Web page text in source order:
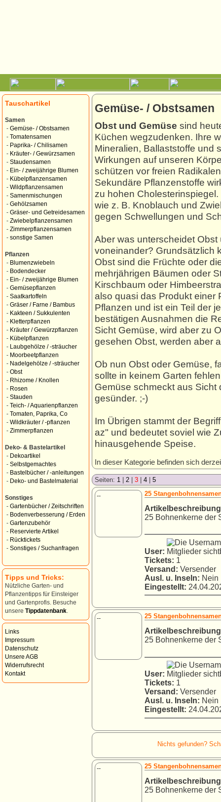
Tauschartikel
Samen
- Gemüse- / Obstsamen
- Tomatensamen
- Paprika- / Chilisamen
- Kräuter- / Gewürzsamen
- Staudensamen
- Ein- / zweijährige Blumen
- Kübelpflanzensamen
- Wildpflanzensamen
- Samenmischungen
- Gehölzsamen
- Gräser- und Getreidesamen
- Zwiebelpflanzensamen
- Zimmerpflanzensamen
- sonstige Samen
Pflanzen
- Blumenzwiebeln
- Bodendecker
- Ein- / zweijährige Blumen
- Gemüsepflanzen
- Saatkartoffeln
- Gräser / Farne / Bambus
- Kakteen / Sukkulenten
- Kletterpflanzen
- Kräuter / Gewürzpflanzen
- Kübelpflanzen
-
Laubgehölze / -sträucher
- Moorbeetpflanzen
- Nadelgehölze / -sträucher
- Obst
- Rhizome / Knollen
- Rosen
- Stauden
- Teich- / Aquarienpflanzen
- Tomaten, Paprika, Co
- Wildkräuter / -pflanzen
- Zimmerpflanzen
Deko- & Bastelartikel
- Dekoartikel
- Selbstgemachtes
- Bastelbücher / -anleitungen
- Deko- und Bastelmaterial
Sonstiges
- Gartenbücher / Zeitschriften
- Bodenverbesserung / Erden
- Gartenzubehör
- Reservierte Artikel
- Rücktickets
- Sonstiges / Suchanfragen
Tipps und Tricks:
Nützliche Garten- und
Pflanzentipps für Einsteiger
und Gartenprofis. Besuche
unsere Tippdatenbank
Links
Impressum
Datenschutz
Unsere AGB
Widerrufsrecht
Kontakt
Gemüse- / Obstsamen
Obst und Gemüse sind
Küchen wegzudenken. Ihre
Mineralien, Ballaststoffe und
Wirkungen auf unseren
schützen vor freien
Sekundäre Pflanzenstoffe
zu hohen
wie z. B. Knoblauch und
gegen Schwellungen und
Aber was unterscheidet Obst
voneinander? Grundsätzlich
Obst sind die Früchte oder
mehrjährigen Bäumen oder
Kirschbaum oder
also quasi das Produkt einer
Pflanzen und ist ein Teil der
bestätigen Ausnahmen die
Sicht Gemüse, wird aber zu
gesehen Obst, werden aber
Ob nun Obst oder Gemüse,
sollte in keinem Garten
Gemüse schmeckt aus Sicht
gesünder. ;-)
Im Übrigen stammt der
az" und bedeutet soviel wie
hinausgehende Speise.
In dieser Kategorie befinden sich
Seiten: 1 2 3 4 5
-- 25
25 Bohnenkerne der
User:
Tickets: 1
Versand: Versender
Ausl. u. Inseln: Nein
Eingestellt:
-- 25
25 Bohnenkerne der
User:
Tickets: 1
Versand: Versender
Ausl. u. Inseln: Nein
Eingestellt:
Nichts gefunden?
-- 25
25 Bohnenkerne der